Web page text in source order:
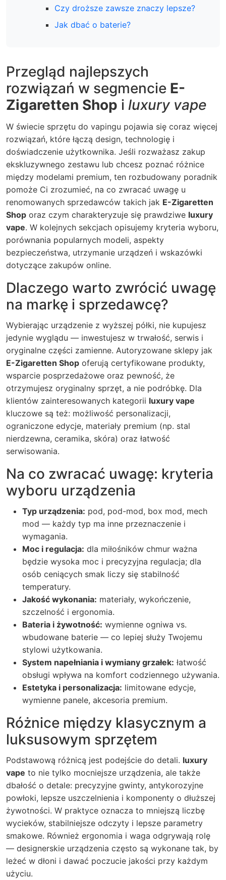
Czy droższe zawsze znaczy lepsze?
Jak dbać o baterie?
Przegląd najlepszych
rozwiązań w segmencie E-
Zigaretten Shop i luxury vape
W świecie sprzętu do vapingu pojawia się coraz więcej
rozwiązań, które łączą design, technologię i
doświadczenie użytkownika. Jeśli rozważasz zakup
ekskluzywnego zestawu lub chcesz poznać różnice
między modelami premium, ten rozbudowany poradnik
pomoże Ci zrozumieć, na co zwracać uwagę u
renomowanych sprzedawców takich jak E-Zigaretten
Shop oraz czym charakteryzuje się prawdziwe luxury
vape. W kolejnych sekcjach opisujemy kryteria wyboru,
porównania popularnych modeli, aspekty
bezpieczeństwa, utrzymanie urządzeń i wskazówki
dotyczące zakupów online.
Dlaczego warto zwrócić uwagę
na markę i sprzedawcę?
Wybierając urządzenie z wyższej półki, nie kupujesz
jedynie wyglądu — inwestujesz w trwałość, serwis i
oryginalne części zamienne. Autoryzowane sklepy jak
E-Zigaretten Shop oferują certyfikowane produkty,
wsparcie posprzedażowe oraz pewność, że
otrzymujesz oryginalny sprzęt, a nie podróbkę. Dla
klientów zainteresowanych kategorii luxury vape
kluczowe są też: możliwość personalizacji,
ograniczone edycje, materiały premium (np. stal
nierdzewna, ceramika, skóra) oraz łatwość
serwisowania.
Na co zwracać uwagę: kryteria
wyboru urządzenia
Typ urządzenia: pod, pod-mod, box mod, mech
mod — każdy typ ma inne przeznaczenie i
wymagania.
Moc i regulacja: dla miłośników chmur ważna
będzie wysoka moc i precyzyjna regulacja; dla
osób ceniących smak liczy się stabilność
temperatury.
Jakość wykonania: materiały, wykończenie,
szczelność i ergonomia.
Bateria i żywotność: wymienne ogniwa vs.
wbudowane baterie — co lepiej służy Twojemu
stylowi użytkowania.
System napełniania i wymiany grzałek: łatwość
obsługi wpływa na komfort codziennego używania.
Estetyka i personalizacja: limitowane edycje,
wymienne panele, akcesoria premium.
Różnice między klasycznym a
luksusowym sprzętem
Podstawową różnicą jest podejście do detali. luxury
vape to nie tylko mocniejsze urządzenia, ale także
dbałość o detale: precyzyjne gwinty, antykorozyjne
powłoki, lepsze uszczelnienia i komponenty o dłuższej
żywotności. W praktyce oznacza to mniejszą liczbę
wycieków, stabilniejsze odczyty i lepsze parametry
smakowe. Również ergonomia i waga odgrywają rolę
— designerskie urządzenia często są wykonane tak, by
leżeć w dłoni i dawać poczucie jakości przy każdym
użyciu.